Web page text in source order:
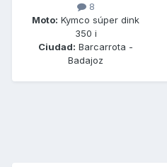
8
Moto: Kymco súper dink
350 i
Ciudad: Barcarrota -
Badajoz